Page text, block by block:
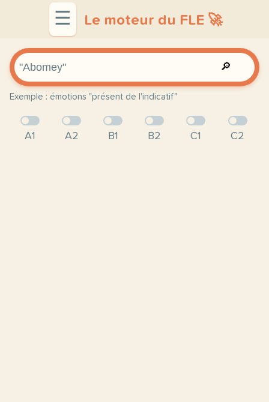
☰ Le moteur du FLE 🚀
🔎
Exemple : émotions "présent de l'indicatif"
A1 A2 B1 B2 C1 C2